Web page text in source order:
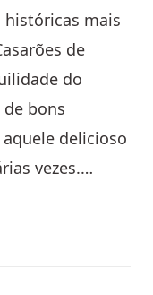
históricas mais
de
do
bons
delicioso
vezes.…